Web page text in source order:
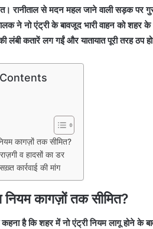
रानीताल से मदन महल जाने वाली सड़क पर
ने नो एंट्री के बावजूद भारी वाहन को
लंबी कतारें लग गईं और यातायात पूरी तरह ठप
कागज़ों तक सीमित?
व हादसों का डर
कार्रवाई की मांग
नियम कागज़ों तक सीमित?
कहना है कि शहर में नो एंट्री नियम लागू होने